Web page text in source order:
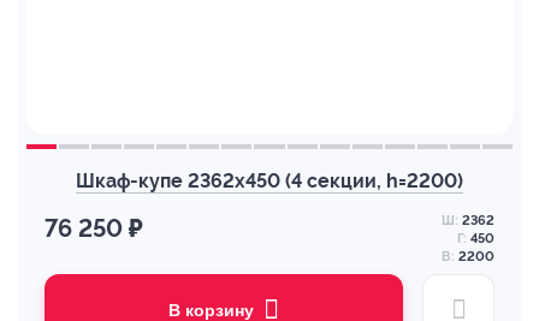
Шкаф-купе 2362х450 (4 секции, h=2200)
76 250 ₽ Ш: 2362
Г: 450
В: 2200
В корзину